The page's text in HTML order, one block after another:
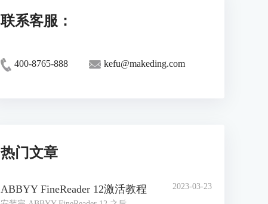
联系客服：
400-8765-888 kefu@makeding.com
热门文章
ABBYY FineReader 12激活教程 2023-03-23